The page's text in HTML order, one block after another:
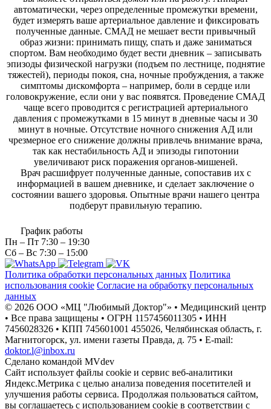
автоматически, через определенные промежутки времени,
будет измерять ваше артериальное давление и фиксировать
полученные данные. СМАД не мешает вести привычный
образ жизни: принимать пищу, спать и даже заниматься
спортом. Вам необходимо будет вести дневник – записывать
эпизоды физической нагрузки (подъем по лестнице, поднятие
тяжестей), периоды покоя, сна, ночные пробуждения, а также
симптомы дискомфорта – например, боли в сердце или
головокружение, если они у вас появятся. Проведение СМАД
чаще всего проводится с регистрацией артериального
давления с промежутками в 15 минут в дневные часы и 30
минут в ночные. Отсутствие ночного снижения АД или
чрезмерное его снижение должны привлечь внимание врача,
так как нестабильность АД и эпизоды гипотонии
увеличивают риск поражения органов-мишеней.
Врач расшифрует полученные данные, сопоставив их с
информацией в вашем дневнике, и сделает заключение о
состоянии вашего здоровья. Опытные врачи нашего центра
подберут правильную терапию.
График работы
Пн – Пт 7:30 – 19:30
Сб – Вс 7:30 – 15:00
Политика обработки персональных данных Политика
использования cookie Согласие на обработку персональных
данных
© 2026 ООО «МЦ "Любимый Доктор"» • Медицинский центр
• Все права защищены • ОГРН 1157456011305 • ИНН
7456028326 • КПП 745601001 455026, Челябинская область, г.
Магнитогорск, ул. имени газеты Правда, д. 75 • E-mail:
doktor.l@inbox.ru
Сделано командой MVdev
Сайт использует файлы cookie и сервис веб-аналитики
Яндекс.Метрика с целью анализа поведения посетителей и
улучшения работы сервиса. Продолжая пользоваться сайтом,
вы соглашаетесь с использованием cookie в соответствии с